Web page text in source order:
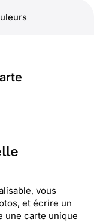
vous
et écrire un
une carte unique